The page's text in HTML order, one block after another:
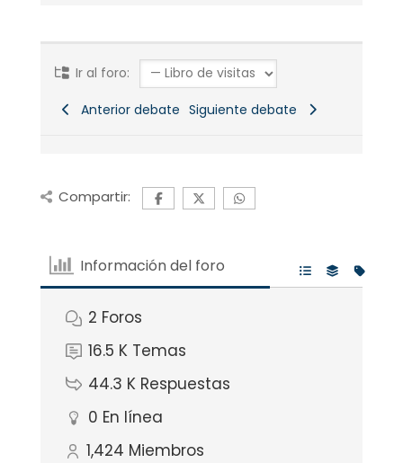
Ir al foro:
Anterior debate Siguiente debate
Compartir:
Información del foro
2 Foros
16.5 K Temas
44.3 K Respuestas
0 En línea
1,424 Miembros